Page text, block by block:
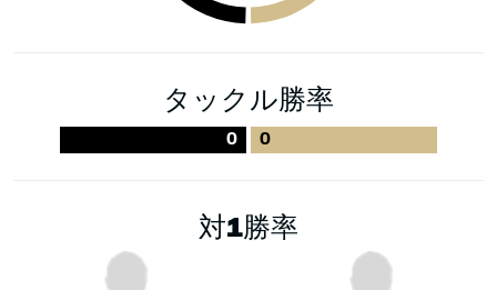
タックル勝率
0 0
対1勝率